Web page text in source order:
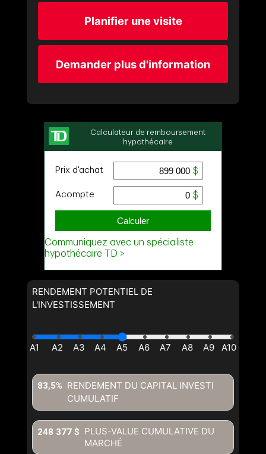
Planifier une visite
Demander plus d'information
RENDEMENT POTENTIEL DE
L'INVESTISSEMENT
RENDEMENT DU CAPITAL INVESTI
CUMULATIF
83,5%
PLUS-VALUE CUMULATIVE DU
MARCHÉ
248 377 $